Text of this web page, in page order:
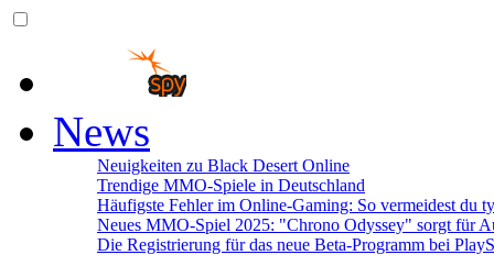
News
Neuigkeiten zu Black Desert Online
Trendige MMO-Spiele in Deutschland
Häufigste Fehler im Online-Gaming: So vermeidest du
Neues MMO-Spiel 2025: "Chrono Odyssey" sorgt für
Die Registrierung für das neue Beta-Programm bei